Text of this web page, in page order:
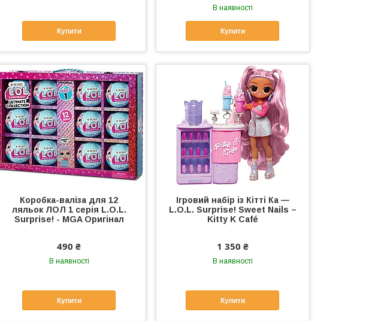
Купити
В наявності
Купити
Коробка-валіза для 12
ляльок ЛОЛ 1 серія L.O.L.
Surprise! - MGA Оригінал
490 ₴
В наявності
Купити
Ігровий набір із Кітті Ка —
L.O.L. Surprise! Sweet Nails –
Kitty K Café
1 350 ₴
В наявності
Купити